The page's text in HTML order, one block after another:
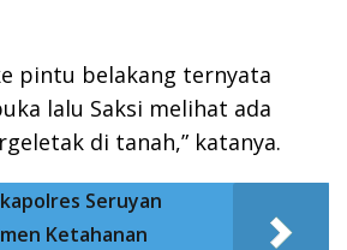
pintu belakang ternyata
lalu Saksi melihat ada
di tanah,” katanya.
Seruyan
Ketahanan